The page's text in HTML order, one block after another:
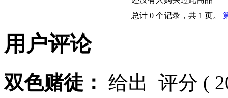
总计 0 个记录，共 1 页。
用户评论
双色赌徒： 给出 评分 (